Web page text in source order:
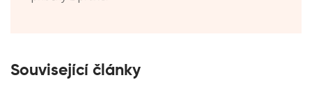
Související články